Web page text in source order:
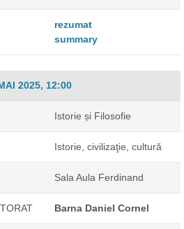
rezumat
summary
2025, 12:00
Istorie și Filosofie
Istorie, civilizaţie, cultură
Sala Aula Ferdinand
Barna Daniel Cornel